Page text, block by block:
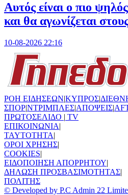
Αυτός είναι ο πιο
και θα αγωνίζεται
10-08-2026 22:16
ΡΟΗ ΕΙΔΗΣΕΩΝ|ΚΥΠΡΟΣ|
ΣΠΟΡ|ΝΤΡΙΜΠΛΕΣ|ΑΠΟΨΕΙΣ|
ΠΡΩΤΟΣΕΛΙΔΟ | TV
ΕΠΙΚΟΙΝΩΝΙΑ|
TAYTOTHTA|
ΟΡΟΙ ΧΡΗΣΗΣ|
COOKIES|
ΕΙΔΟΠΟΙΗΣΗ ΑΠΟΡΡΗΤΟΥ|
ΔΗΛΩΣΗ ΠΡΟΣΒΑΣΙΜΟΤΗΤΑΣ|
ΠΟΛΙΤΗΣ
© Developed by P.C Admin 22